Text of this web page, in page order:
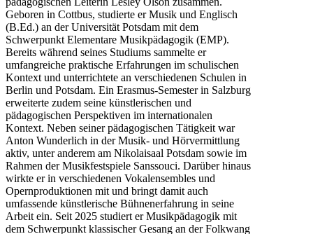
Geboren in Cottbus, studierte er Musik und Englisch
(B.Ed.) an der Universität Potsdam mit dem
Schwerpunkt Elementare Musikpädagogik (EMP).
Bereits während seines Studiums sammelte er
umfangreiche praktische Erfahrungen im schulischen
Kontext und unterrichtete an verschiedenen Schulen in
Berlin und Potsdam. Ein Erasmus-Semester in Salzburg
erweiterte zudem seine künstlerischen und
pädagogischen Perspektiven im internationalen
Kontext. Neben seiner pädagogischen Tätigkeit war
Anton Wunderlich in der Musik- und Hörvermittlung
aktiv, unter anderem am Nikolaisaal Potsdam sowie im
Rahmen der Musikfestspiele Sanssouci. Darüber hinaus
wirkte er in verschiedenen Vokalensembles und
Opernproduktionen mit und bringt damit auch
umfassende künstlerische Bühnenerfahrung in seine
Arbeit ein. Seit 2025 studiert er Musikpädagogik mit
dem Schwerpunkt klassischer Gesang an der Folkwang